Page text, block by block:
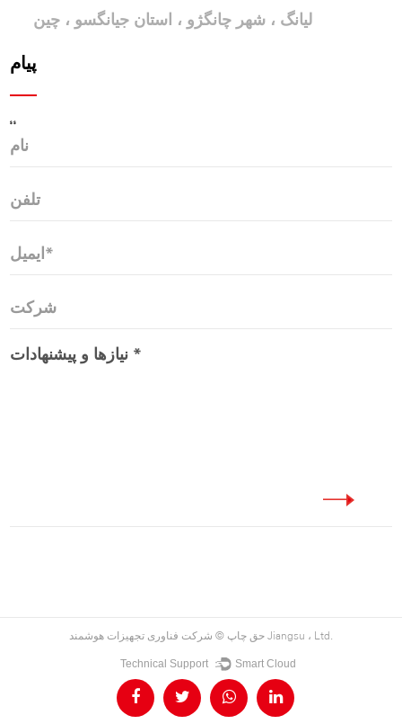
لیانگ ، شهر چانگژو ، استان جیانگسو ، چین
پیام
$ $
حق چاپ © شرکت فناوری تجهیزات هوشمند Jiangsu ، Ltd.
Technical Support ： Smart Cloud